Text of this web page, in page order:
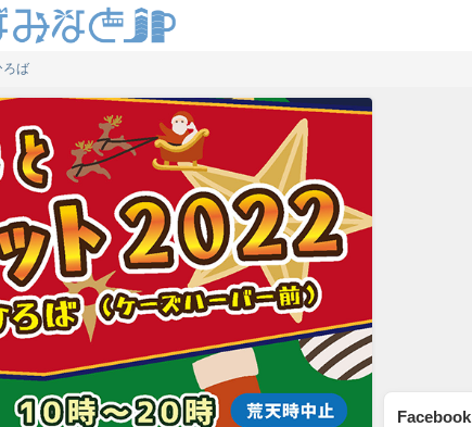
ろば
Facebook